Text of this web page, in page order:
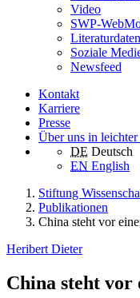
Video
SWP-
Soziale
Newsfeed
Kontakt
Karriere
Presse
Über uns in leichter
DE Deutsch
EN English
Stiftung
Publikationen
China steht vor
Heribert Dieter
China steht vor